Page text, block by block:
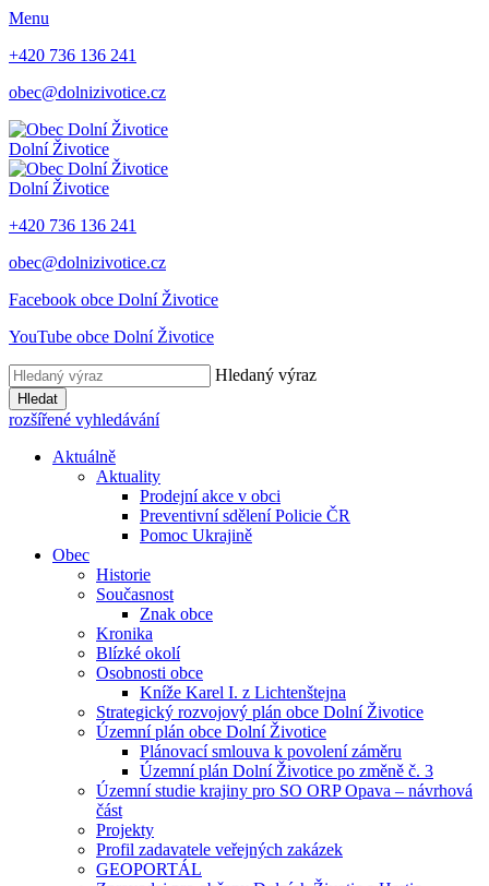
Menu
+420 736 136 241
obec@dolnizivotice.cz
Dolní Životice
Dolní Životice
+420 736 136 241
obec@dolnizivotice.cz
Facebook obce Dolní Životice
YouTube obce Dolní Životice
Hledaný výraz
Hledat
rozšířené vyhledávání
Aktuálně
Aktuality
Prodejní akce v obci
Preventivní sdělení Policie ČR
Pomoc Ukrajině
Obec
Historie
Současnost
Znak obce
Kronika
Blízké okolí
Osobnosti obce
Kníže Karel I. z Lichtenštejna
Strategický rozvojový plán obce Dolní Životice
Územní plán obce Dolní Životice
Plánovací smlouva k povolení záměru
Územní plán Dolní Životice po změně č. 3
Územní studie krajiny pro SO ORP Opava – návrhová
část
Projekty
Profil zadavatele veřejných zakázek
GEOPORTÁL